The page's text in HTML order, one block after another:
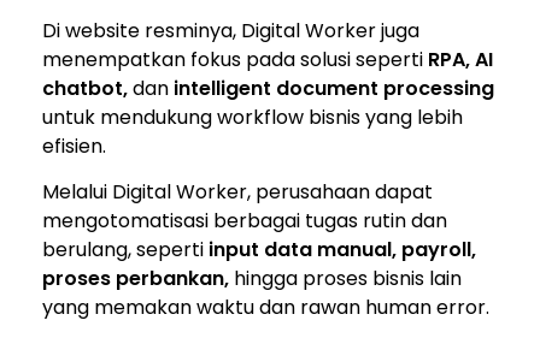
Di website resminya, Digital Worker juga
menempatkan fokus pada solusi seperti RPA, AI
chatbot,dan intelligent document processing
untuk mendukung workflow bisnis yang lebih
efisien.
Melalui Digital Worker, perusahaan dapat
mengotomatisasi berbagai tugas rutin dan
berulang, seperti input data manual, payroll,
proses perbankan, hingga proses bisnis lain
yang memakan waktu dan rawan human error.